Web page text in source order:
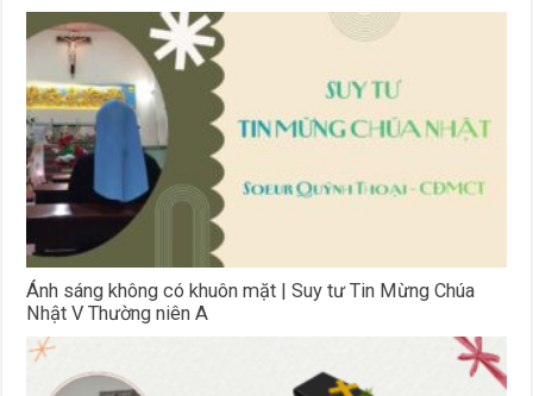
Ánh sáng không có khuôn mặt | Suy tư Tin Mừng Chúa
Nhật V Thường niên A